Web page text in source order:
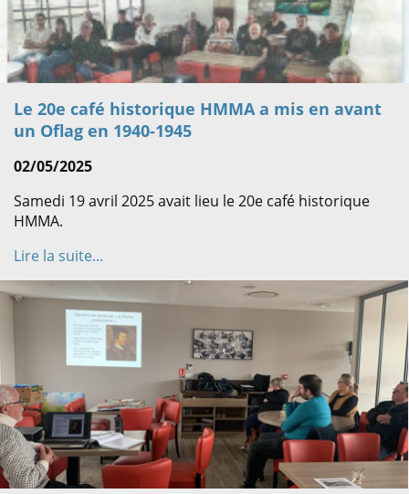
Le 20e café historique HMMA a mis en avant
un Oflag en 1940-1945
02/05/2025
Samedi 19 avril 2025 avait lieu le 20e café historique
HMMA.
Lire la suite...